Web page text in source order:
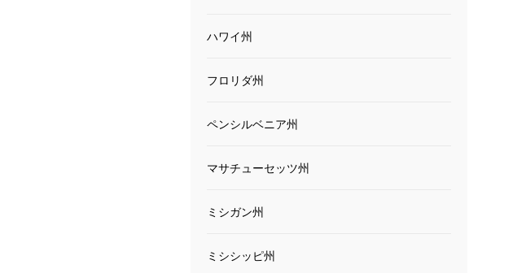
ハワイ州
フロリダ州
ペンシルベニア州
マサチューセッツ州
ミシガン州
ミシシッピ州